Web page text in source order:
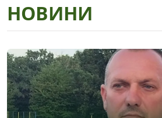
НОВИНИ